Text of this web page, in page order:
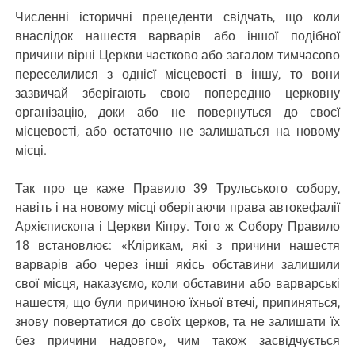
Численні історичні прецеденти свідчать, що коли
внаслідок нашестя варварів або іншої подібної
причини вірні Церкви частково або загалом тимчасово
переселилися з однієї місцевості в іншу, то вони
зазвичай зберігають свою попередню церковну
організацію, доки або не повернуться до своєї
місцевості, або остаточно не залишаться на новому
місці.
Так про це каже Правило 39 Трульського собору,
навіть і на новому місці оберігаючи права автокефалії
Архієпископа і Церкви Кіпру. Того ж Собору Правило
18 встановлює: «Клірикам, які з причини нашестя
варварів або через інші якісь обставини залишили
свої місця, наказуємо, коли обставини або варварські
нашестя, що були причиною їхньої втечі, припиняться,
знову повертатися до своїх церков, та не залишати їх
без причини надовго», чим також засвідчується